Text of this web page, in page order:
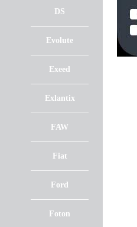
DS
Evolute
Exeed
Exlantix
FAW
Fiat
Ford
Foton